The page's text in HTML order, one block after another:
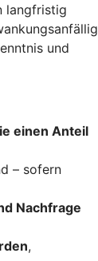
langfristig
und
einen Anteil
– sofern
Nachfrage
,